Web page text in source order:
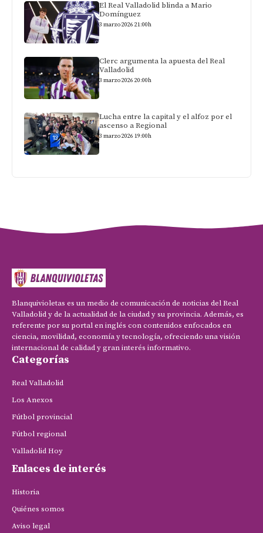
El Real Valladolid blinda a Mario
Domínguez
3 marzo 2026 21:00h
Clerc argumenta la apuesta del Real
Valladolid
3 marzo 2026 20:00h
Lucha entre la capital y el alfoz por el
ascenso a Regional
3 marzo 2026 19:00h
Blanquivioletas es un medio de comunicación de noticias del Real
Valladolid y de la actualidad de la ciudad y su provincia. Además, es
referente por su portal en inglés con contenidos enfocados en
ciencia, movilidad, economía y tecnología, ofreciendo una visión
internacional de calidad y gran interés informativo.
Categorías
Real Valladolid
Los Anexos
Fútbol provincial
Fútbol regional
Valladolid Hoy
Enlaces de interés
Historia
Quiénes somos
Aviso legal